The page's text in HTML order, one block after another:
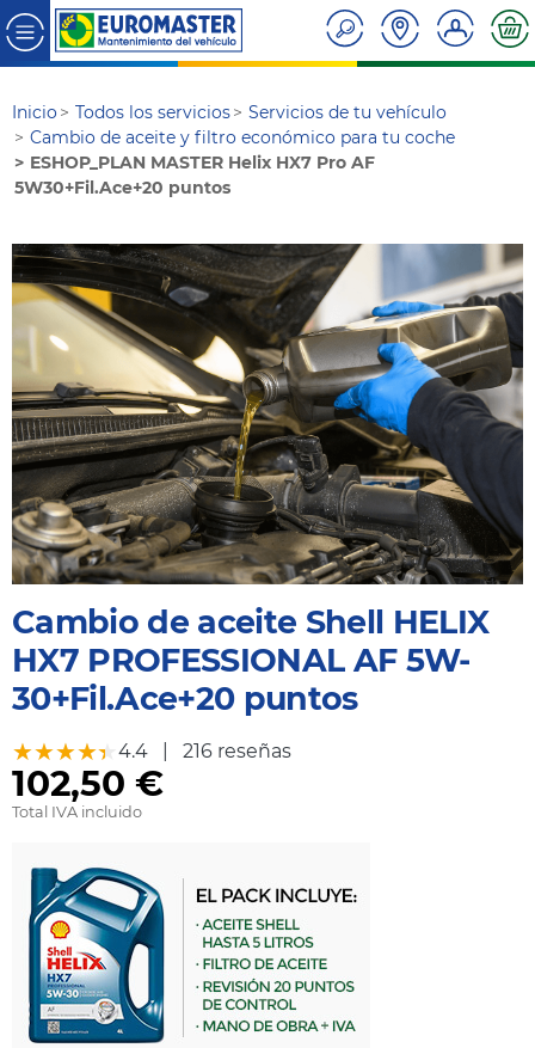
Inicio Todos los servicios
Servicios de tu vehículo
Cambio de aceite y filtro económico para tu coche
ESHOP_PLAN MASTER Helix HX7 Pro AF
5W30+Fil.Ace+20 puntos
Cambio de aceite Shell HELIX
HX7 PROFESSIONAL AF 5W-
30+Fil.Ace+20 puntos
★★★★★
★★★★★4.4 |216 reseñas
102,50 €
Total IVA incluido